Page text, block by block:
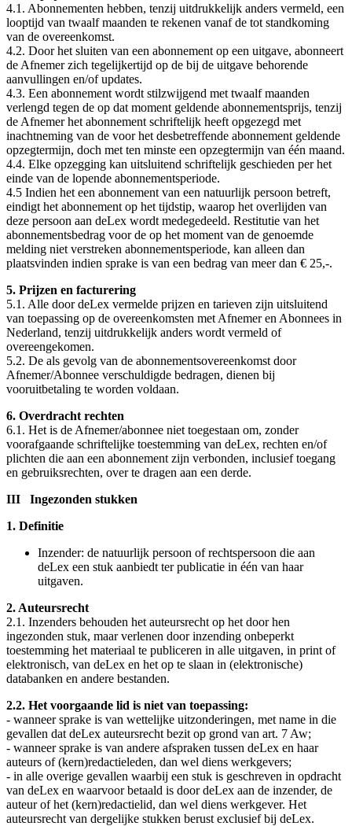
4.1. Abonnementen hebben, tenzij uitdrukkelijk anders vermeld, een
looptijd van twaalf maanden te rekenen vanaf de tot standkoming
van de overeenkomst.
4.2. Door het sluiten van een abonnement op een uitgave, abonneert
de Afnemer zich tegelijkertijd op de bij de uitgave behorende
aanvullingen en/of updates.
4.3. Een abonnement wordt stilzwijgend met twaalf maanden
verlengd tegen de op dat moment geldende abonnementsprijs, tenzij
de Afnemer het abonnement schriftelijk heeft opgezegd met
inachtneming van de voor het desbetreffende abonnement geldende
opzegtermijn, doch met ten minste een opzegtermijn van één maand.
4.4. Elke opzegging kan uitsluitend schriftelijk geschieden per het
einde van de lopende abonnementsperiode.
4.5 Indien het een abonnement van een natuurlijk persoon betreft,
eindigt het abonnement op het tijdstip, waarop het overlijden van
deze persoon aan deLex wordt medegedeeld. Restitutie van het
abonnementsbedrag voor de op het moment van de genoemde
melding niet verstreken abonnementsperiode, kan alleen dan
plaatsvinden indien sprake is van een bedrag van meer dan € 25,-.
5. Prijzen en facturering
5.1. Alle door deLex vermelde prijzen en tarieven zijn uitsluitend
van toepassing op de overeenkomsten met Afnemer en Abonnees in
Nederland, tenzij uitdrukkelijk anders wordt vermeld of
overeengekomen.
5.2. De als gevolg van de abonnementsovereenkomst door
Afnemer/Abonnee verschuldigde bedragen, dienen bij
vooruitbetaling te worden voldaan.
6. Overdracht rechten
6.1. Het is de Afnemer/abonnee niet toegestaan om, zonder
voorafgaande schriftelijke toestemming van deLex, rechten en/of
plichten die aan een abonnement zijn verbonden, inclusief toegang
en gebruiksrechten, over te dragen aan een derde.
III Ingezonden stukken
1. Definitie
Inzender: de natuurlijk persoon of rechtspersoon die aan
deLex een stuk aanbiedt ter publicatie in één van haar
uitgaven.
2. Auteursrecht
2.1. Inzenders behouden het auteursrecht op het door hen
ingezonden stuk, maar verlenen door inzending onbeperkt
toestemming het materiaal te publiceren in alle uitgaven, in print of
elektronisch, van deLex en het op te slaan in (elektronische)
databanken en andere bestanden.
2.2. Het voorgaande lid is niet van toepassing:
- wanneer sprake is van wettelijke uitzonderingen, met name in die
gevallen dat deLex auteursrecht bezit op grond van art. 7 Aw;
- wanneer sprake is van andere afspraken tussen deLex en haar
auteurs of (kern)redactieleden, dan wel diens werkgevers;
- in alle overige gevallen waarbij een stuk is geschreven in opdracht
van deLex en waarvoor betaald is door deLex aan de inzender, de
auteur of het (kern)redactielid, dan wel diens werkgever. Het
auteursrecht van dergelijke stukken berust exclusief bij deLex.